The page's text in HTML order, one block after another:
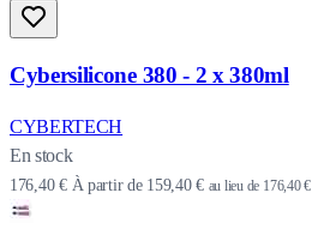
Cybersilicone 380 - 2 x 380ml
CYBERTECH
En stock
176,40 € À partir de 159,40 € au lieu de 176,40 €